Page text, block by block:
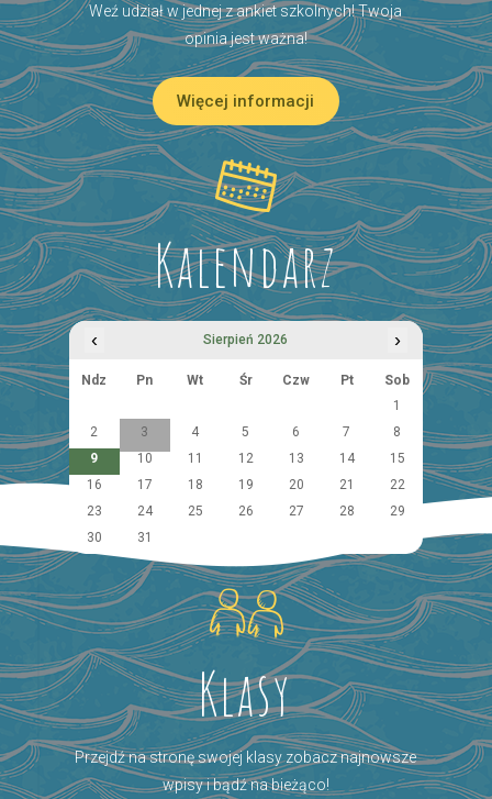
Weź udział w jednej z ankiet szkolnych! Twoja
opinia jest ważna!
Więcej informacji
Kalendarz
‹ Sierpień 2026 ›
Ndz Pn Wt Śr Czw Pt
Sob
1
2
3 4 5 6 7
8
9
10 11 12 13 14
15
16
17 18 19 20 21
22
23
24 25 26 27 28
29
30
31
Klasy
Przejdź na stronę swojej klasy zobacz najnowsze
wpisy i bądź na bieżąco!